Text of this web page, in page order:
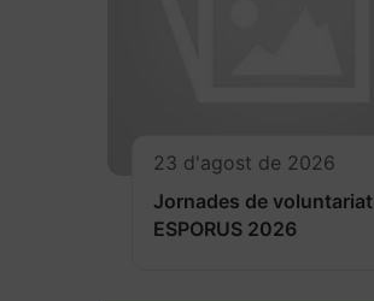
23 d'agost de 2026
Jornades de voluntariat
ESPORUS 2026